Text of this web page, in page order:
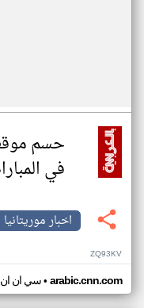
حسم
في
اخبار موريتانيا
ZQ93KV
سي ان• arabic.cnn.com